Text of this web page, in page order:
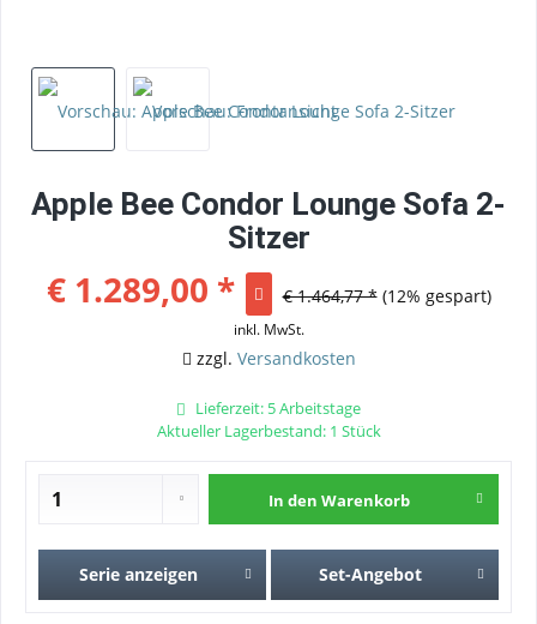
Apple Bee Condor Lounge Sofa 2-
Sitzer
€ 1.289,00 * € 1.464,77 * (12% gespart)
inkl. MwSt.
zzgl. Versandkosten
Lieferzeit: 5 Arbeitstage
Aktueller Lagerbestand: 1 Stück
In den Warenkorb
Serie anzeigen Set-Angebot